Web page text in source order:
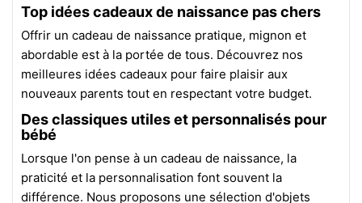
Top idées cadeaux de naissance pas chers
Offrir un cadeau de naissance pratique, mignon et
abordable est à la portée de tous. Découvrez nos
meilleures idées cadeaux pour faire plaisir aux
nouveaux parents tout en respectant votre budget.
Des classiques utiles et personnalisés pour
bébé
Lorsque l'on pense à un cadeau de naissance, la
praticité et la personnalisation font souvent la
différence. Nous proposons une sélection d'objets